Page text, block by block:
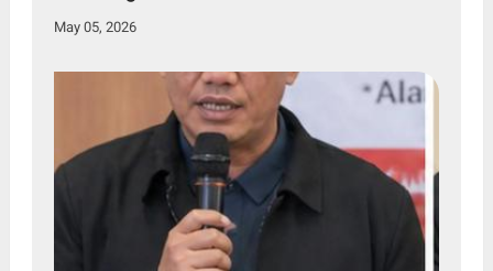
May 05, 2026